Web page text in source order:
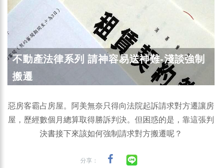
不動產法律系列 請神容易送神難-淺談強制
搬遷
惡房客霸占房屋。阿美無奈只得向法院起訴請求對方遷讓房
屋，歷經數個月總算取得勝訴判決。但困惑的是，靠這張判
決書接下來該如何強制請求對方搬遷呢？
分享：